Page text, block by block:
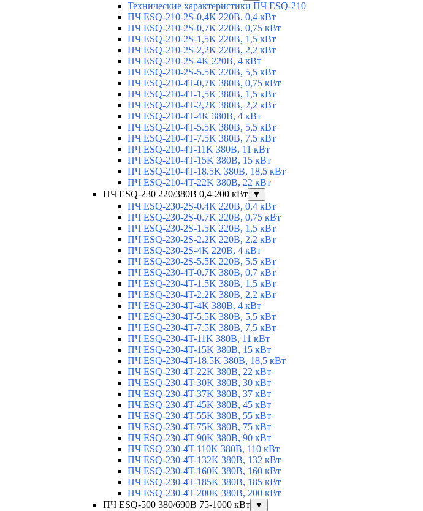
Технические характеристики ПЧ ESQ-210
ПЧ ESQ-210-2S-0,4K 220В, 0,4 кВт
ПЧ ESQ-210-2S-0,7K 220В, 0,75 кВт
ПЧ ESQ-210-2S-1,5K 220В, 1,5 кВт
ПЧ ESQ-210-2S-2,2K 220В, 2,2 кВт
ПЧ ESQ-210-2S-4K 220В, 4 кВт
ПЧ ESQ-210-2S-5.5K 220В, 5,5 кВт
ПЧ ESQ-210-4T-0,7K 380В, 0,75 кВт
ПЧ ESQ-210-4T-1,5K 380В, 1,5 кВт
ПЧ ESQ-210-4T-2,2K 380В, 2,2 кВт
ПЧ ESQ-210-4T-4K 380В, 4 кВт
ПЧ ESQ-210-4T-5.5K 380В, 5,5 кВт
ПЧ ESQ-210-4T-7.5K 380В, 7,5 кВт
ПЧ ESQ-210-4T-11K 380В, 11 кВт
ПЧ ESQ-210-4T-15K 380В, 15 кВт
ПЧ ESQ-210-4T-18.5K 380В, 18,5 кВт
ПЧ ESQ-210-4T-22K 380В, 22 кВт
ПЧ ESQ-230 220/380В 0,4-200 кВт
▼
ПЧ ESQ-230-2S-0.4K 220В, 0,4 кВт
ПЧ ESQ-230-2S-0.7K 220В, 0,75 кВт
ПЧ ESQ-230-2S-1.5K 220В, 1,5 кВт
ПЧ ESQ-230-2S-2.2K 220В, 2,2 кВт
ПЧ ESQ-230-2S-4K 220В, 4 кВт
ПЧ ESQ-230-2S-5.5K 220В, 5,5 кВт
ПЧ ESQ-230-4T-0.7K 380В, 0,7 кВт
ПЧ ESQ-230-4T-1.5K 380В, 1,5 кВт
ПЧ ESQ-230-4T-2.2K 380В, 2,2 кВт
ПЧ ESQ-230-4T-4K 380В, 4 кВт
ПЧ ESQ-230-4T-5.5K 380В, 5,5 кВт
ПЧ ESQ-230-4T-7.5K 380В, 7,5 кВт
ПЧ ESQ-230-4T-11K 380В, 11 кВт
ПЧ ESQ-230-4T-15K 380В, 15 кВт
ПЧ ESQ-230-4T-18.5K 380В, 18,5 кВт
ПЧ ESQ-230-4T-22K 380В, 22 кВт
ПЧ ESQ-230-4T-30K 380В, 30 кВт
ПЧ ESQ-230-4T-37K 380В, 37 кВт
ПЧ ESQ-230-4T-45K 380В, 45 кВт
ПЧ ESQ-230-4T-55K 380В, 55 кВт
ПЧ ESQ-230-4T-75K 380В, 75 кВт
ПЧ ESQ-230-4T-90K 380В, 90 кВт
ПЧ ESQ-230-4T-110K 380В, 110 кВт
ПЧ ESQ-230-4T-132K 380В, 132 кВт
ПЧ ESQ-230-4T-160K 380В, 160 кВт
ПЧ ESQ-230-4T-185K 380В, 185 кВт
ПЧ ESQ-230-4T-200K 380В, 200 кВт
ПЧ ESQ-500 380/690В 75-1000 кВт
▼